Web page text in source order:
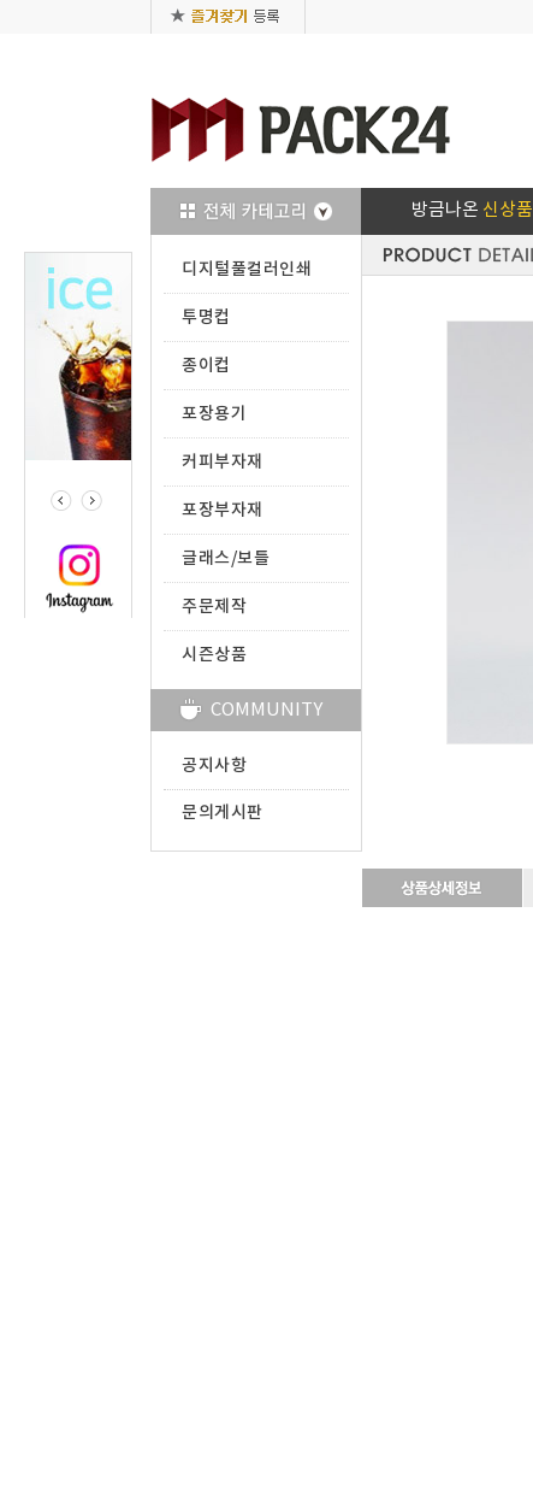
방금나온 신상품
디지털풀컬러인쇄
투명컵
종이컵
포장용기
커피부자재
포장부자재
글래스/보틀
주문제작
시즌상품
COMMUNITY
공지사항
문의게시판